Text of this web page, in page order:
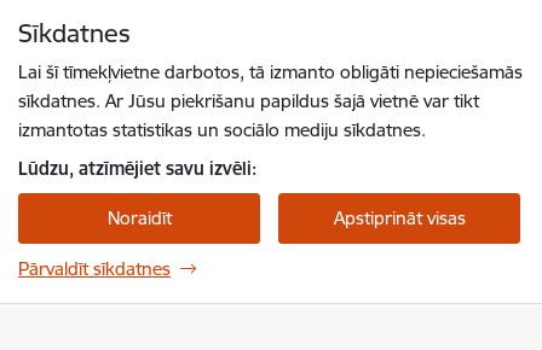
Sīkdatnes
Lai šī tīmekļvietne darbotos, tā izmanto obligāti nepieciešamās
sīkdatnes. Ar Jūsu piekrišanu papildus šajā vietnē var tikt
izmantotas statistikas un sociālo mediju sīkdatnes.
Lūdzu, atzīmējiet savu izvēli:
Noraidīt Apstiprināt visas
Pārvaldīt sīkdatnes